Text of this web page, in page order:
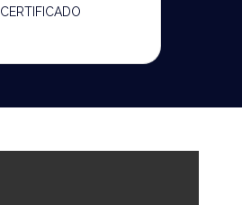
CERTIFICADO